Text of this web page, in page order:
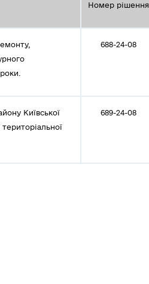
Номер рішення
688-24-08
Київської
689-24-08